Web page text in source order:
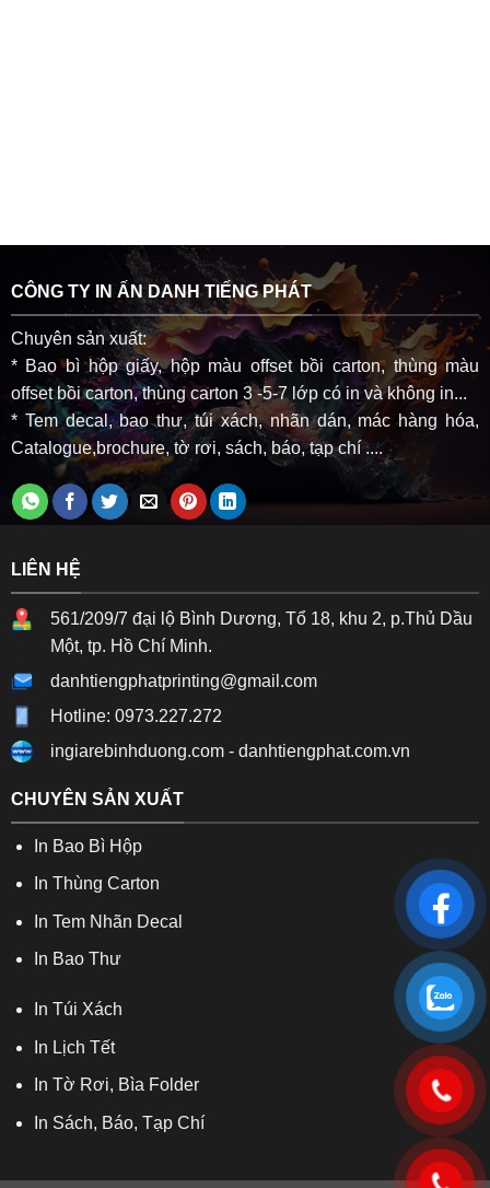
CÔNG TY IN ẤN DANH TIẾNG PHÁT
Chuyên sản xuất:
* Bao bì hộp giấy, hộp màu offset bồi carton, thùng màu
offset bồi carton, thùng carton 3 -5-7 lớp có in và không in...
* Tem decal, bao thư, túi xách, nhãn dán, mác hàng hóa,
Catalogue,brochure, tờ rơi, sách, báo, tạp chí ....
LIÊN HỆ
561/209/7 đại lộ Bình Dương, Tổ 18, khu 2, p.Thủ Dầu
Một, tp. Hồ Chí Minh.
danhtiengphatprinting@gmail.com
Hotline: 0973.227.272
ingiarebinhduong.com- danhtiengphat.com.vn
CHUYÊN SẢN XUẤT
In Bao Bì Hộp
In Thùng Carton
In Tem Nhãn Decal
In Bao Thư
In Túi Xách
In Lịch Tết
In Tờ Rơi, Bìa Folder
In Sách, Báo, Tạp Chí